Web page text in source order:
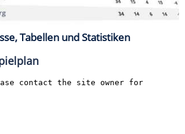
Tabellen und Statistiken